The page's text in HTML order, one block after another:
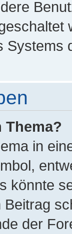
Systems
Thema?
in
könnte
der